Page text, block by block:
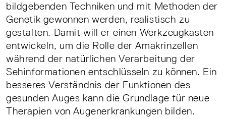
bildgebenden Techniken und mit Methoden der
Genetik gewonnen werden, realistisch zu
gestalten. Damit will er einen Werkzeugkasten
entwickeln, um die Rolle der Amakrinzellen
während der natürlichen Verarbeitung der
Sehinformationen entschlüsseln zu können. Ein
besseres Verständnis der Funktionen des
gesunden Auges kann die Grundlage für neue
Therapien von Augenerkrankungen bilden.